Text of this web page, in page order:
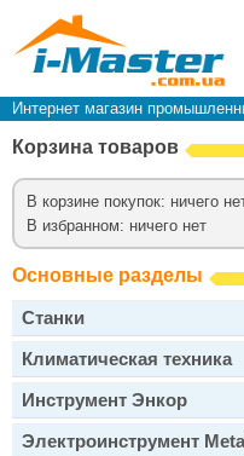
Интернет магазин
Корзина товаров
В корзине покупок: ничего
В избранном: ничего нет
Основные разделы
Станки
Климатическая техника
Инструмент Энкор
Электроинструмент